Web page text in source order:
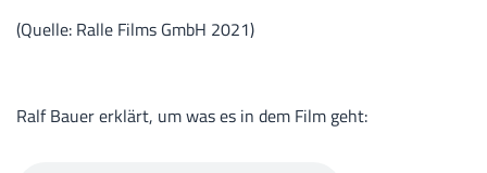
(Quelle: Ralle Films GmbH 2021)
Ralf Bauer erklärt, um was es in dem Film geht: